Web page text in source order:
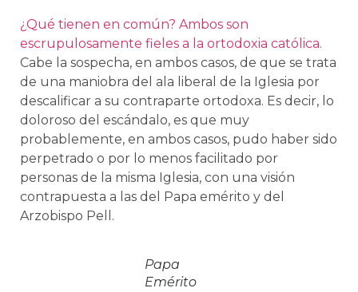
¿Qué tienen en común? Ambos son
escrupulosamente fieles a la ortodoxia católica.
Cabe la sospecha, en ambos casos, de que se trata
de una maniobra del ala liberal de la Iglesia por
descalificar a su contraparte ortodoxa. Es decir, lo
doloroso del escándalo, es que muy
probablemente, en ambos casos, pudo haber sido
perpetrado o por lo menos facilitado por
personas de la misma Iglesia, con una visión
contrapuesta a las del Papa emérito y del
Arzobispo Pell.
Papa
Emérito